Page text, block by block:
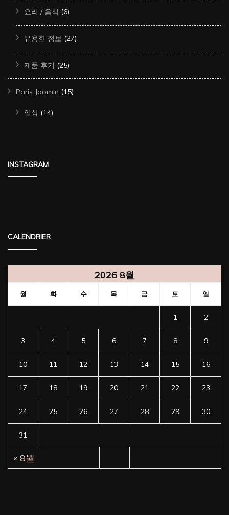
요리 / 음식 (6)
유용한 정보 (27)
제품 후기 (25)
Paris Joomin (15)
일상 (14)
INSTAGRAM
CALENDRIER
2026 8월
월 화 수 목 금 토 일
1 2
3 4 5 6 7 8 9
10 11 12 13 14 15 16
17 18 19 20 21 22 23
24 25 26 27 28 29 30
31
« 8월